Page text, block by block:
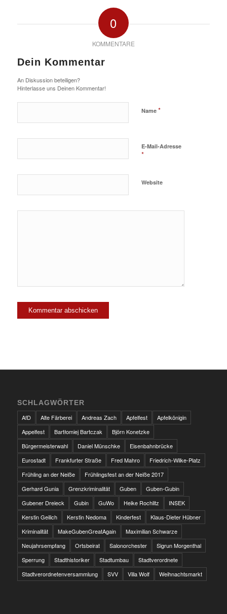
0
KOMMENTARE
Dein Kommentar
An Diskussion beteiligen?
Hinterlasse uns Deinen Kommentar!
Name *
E-Mail-Adresse
*
Website
SCHLAGWÖRTER
AfD
Alte Färberei Andreas Zach Apfelfest
Apfelkönigin
Appelfest
Bartłomiej Bartczak
Björn Konetzke
Bürgermeisterwahl
Daniel Münschke
Eisenbahnbrücke
Eurostadt
Frankfurter Straße Fred Mahro
Friedrich-Wilke-Platz
Frühling an der Neiße
Frühlingsfest an der Neiße 2017
Gerhard Gunia
Grenzkriminalität Guben
Guben-Gubin
Gubener Dreieck
Gubin GuWo Heike Rochlitz
INSEK
Kerstin Geilich
Kerstin Nedoma Kinderfest
Klaus-Dieter Hübner
Kriminalität
MakeGubenGreatAgain
Maximilian Schwarze
Neujahrsempfang
Ortsbeirat Salonorchester
Sigrun Morgenthal
Sperrung
Stadthistoriker Stadtumbau
Stadtverordnete
Stadtverordnetenversammlung
SVV Villa Wolf Weihnachtsmarkt